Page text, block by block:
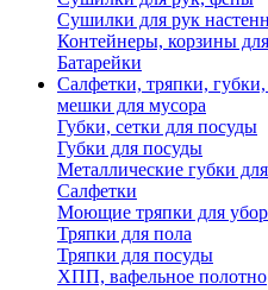
Сушилки для рук
Контейнеры, корзины
Батарейки
Салфетки, тряпки,
мешки для мусора
Губки, сетки для посуды
Губки для посуды
Металлические губки
Салфетки
Моющие тряпки для
Тряпки для пола
Тряпки для посуды
ХПП, вафельное полотно